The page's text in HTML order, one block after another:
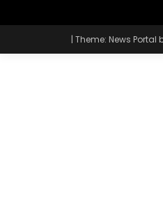
| Theme: News Portal